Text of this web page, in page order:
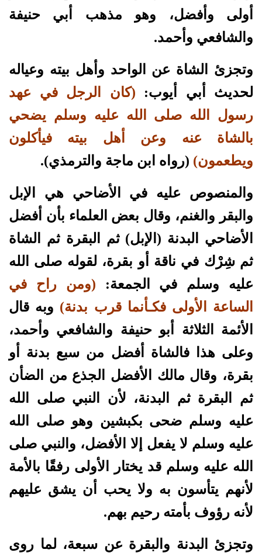
أولى وأفضل، وهو مذهب أبي حنيفة
والشافعي وأحمد.
وتجزئ الشاة عن الواحد وأهل بيته وعياله
لحديث أبي أيوب: (كان الرجل في عهد
رسول الله صلى الله عليه وسلم يضحي
بالشاة عنه وعن أهل بيته فيأكلون
ويطعمون) (رواه ابن ماجة والترمذي).
والمنصوص عليه في الأضاحي هي الإبل
والبقر والغنم، وقال بعض العلماء بأن أفضل
الأضاحي البدنة (الإبل) ثم البقرة ثم الشاة
ثم شِرْك في ناقة أو بقرة، لقوله صلى الله
عليه وسلم في الجمعة: (ومن راح في
الساعة الأولى فكـأنما قرب بدنة) وبه قال
الأئمة الثلاثة أبو حنيفة والشافعي وأحمد،
وعلى هذا فالشاة أفضل من سبع بدنة أو
بقرة، وقال مالك الأفضل الجذع من الضأن
ثم البقرة ثم البدنة، لأن النبي صلى الله
عليه وسلم ضحى بكبشين وهو صلى الله
عليه وسلم لا يفعل إلا الأفضل، والنبي صلى
الله عليه وسلم قد يختار الأولى رفقًا بالأمة
لأنهم يتأسون به ولا يحب أن يشق عليهم
لأنه رؤوف بأمته رحيم بهم.
وتجزئ البدنة والبقرة عن سبعة، لما روى